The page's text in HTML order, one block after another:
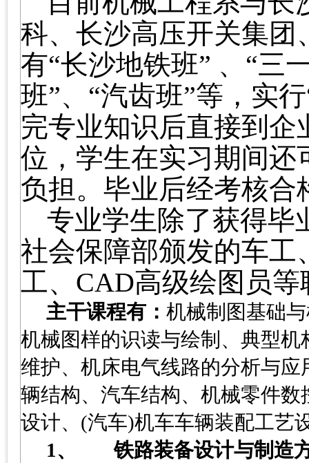
科、长沙高压开关集
有“长沙地铁班” 、“三
班”、“汽齿班”等，实
完专业知识后直接到
位，学生在实习期间
负担。毕业后经考核
专业学生除了获得毕
社会保障部颁发的车
工、 CAD高级绘图员
主干课程有： 机械制图基础
机械图样的识读与绘制、典型
维护、机床电气线路的分析与
辆结构、汽车结构、机械零件
设计、 (汽车)机车车辆装配工艺
1、
铁路装备设计与制造